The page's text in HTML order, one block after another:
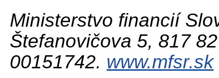
Ministerstvo financií
Štefanovičova 5, 817
00151742. www.mfsr.sk